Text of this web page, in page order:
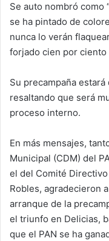
Se auto nombró como
se ha pintado de
nunca lo verán
forjado cien por ciento
Su precampaña
resaltando que será
proceso interno.
En más mensajes,
Municipal (CDM) del
el del Comité Directivo
Robles, agradecieron
arranque de la
el triunfo en Delicias,
que el PAN se ha